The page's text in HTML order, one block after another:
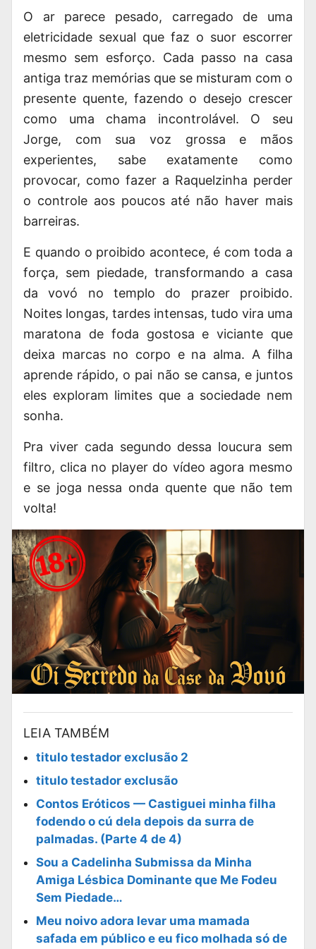
O ar parece pesado, carregado de uma
eletricidade sexual que faz o suor escorrer
mesmo sem esforço. Cada passo na casa
antiga traz memórias que se misturam com o
presente quente, fazendo o desejo crescer
como uma chama incontrolável. O seu
Jorge, com sua voz grossa e mãos
experientes, sabe exatamente como
provocar, como fazer a Raquelzinha perder
o controle aos poucos até não haver mais
barreiras.
E quando o proibido acontece, é com toda a
força, sem piedade, transformando a casa
da vovó no templo do prazer proibido.
Noites longas, tardes intensas, tudo vira uma
maratona de foda gostosa e viciante que
deixa marcas no corpo e na alma. A filha
aprende rápido, o pai não se cansa, e juntos
eles exploram limites que a sociedade nem
sonha.
Pra viver cada segundo dessa loucura sem
filtro, clica no player do vídeo agora mesmo
e se joga nessa onda quente que não tem
volta!
LEIA TAMBÉM
titulo testador exclusão 2
titulo testador exclusão
Contos Eróticos — Castiguei minha filha
fodendo o cú dela depois da surra de
palmadas. (Parte 4 de 4)
Sou a Cadelinha Submissa da Minha
Amiga Lésbica Dominante que Me Fodeu
Sem Piedade…
Meu noivo adora levar uma mamada
safada em público e eu fico molhada só de